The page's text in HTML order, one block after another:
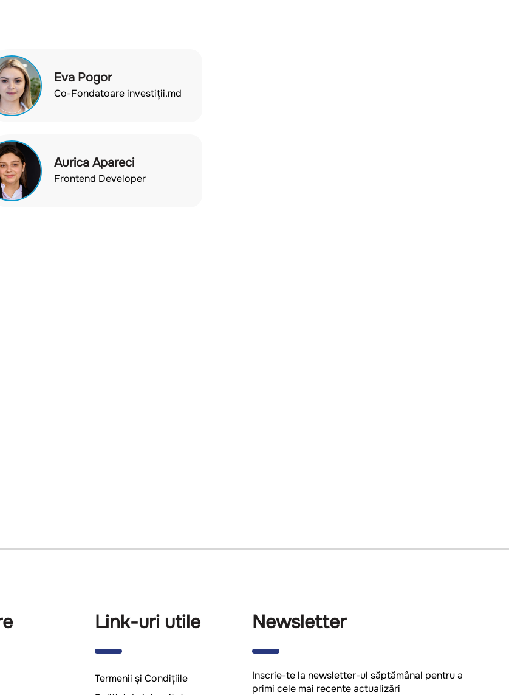
Eva Pogor
Co-Fondatoare investiții.md
Aurica Apareci
Frontend Developer
Link-uri utile
Termenii și Condițiile
Newsletter
Inscrie-te la newsletter-ul săptămânal pentru a
primi cele mai recente actualizări